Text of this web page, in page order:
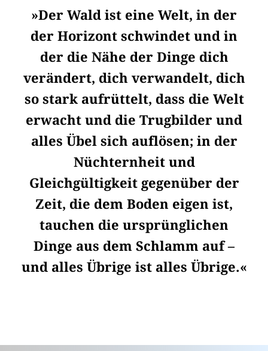
»Der Wald ist eine Welt, in der
der Horizont schwindet und in
der die Nähe der Dinge dich
verändert, dich verwandelt, dich
so stark aufrüttelt, dass die Welt
erwacht und die Trugbilder und
alles Übel sich auflösen; in der
Nüchternheit und
Gleichgültigkeit gegenüber der
Zeit, die dem Boden eigen ist,
tauchen die ursprünglichen
Dinge aus dem Schlamm auf –
und alles Übrige ist alles Übrige.«